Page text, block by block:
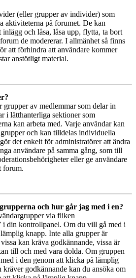
(eller grupper av individer) som
aktiviteterna på forumet. De kan
inlägg och låsa, låsa upp, flytta, ta bort
de modererar. I allmänhet så finns
att förhindra att användare kommer
anstötligt material.
grupper av medlemmar som delar in
i lätthanterliga sektioner som
kan arbeta med. Varje användar kan
och kan tilldelas individuella
det enkelt för administratörer att ändra
användare på samma gång, som till
eller ge användare
forum.
och hur går jag med i en?
via fliken
i din kontrollpanel. Om du vill gå med i
knapp. Inte alla grupper är
kan kräva godkännande, vissa är
till och med vara dolda. Om gruppen
i den genom att klicka på lämplig
godkännande kan du ansöka om